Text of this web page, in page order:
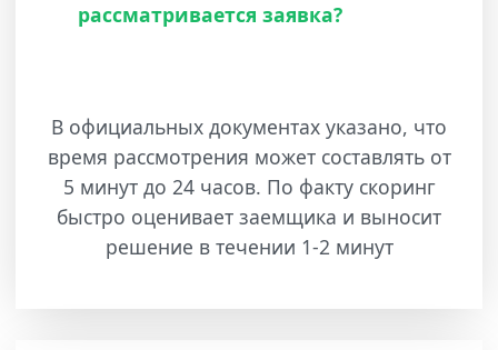
рассматривается заявка?
В официальных документах указано, что
время рассмотрения может составлять от
5 минут до 24 часов. По факту скоринг
быстро оценивает заемщика и выносит
решение в течении 1-2 минут